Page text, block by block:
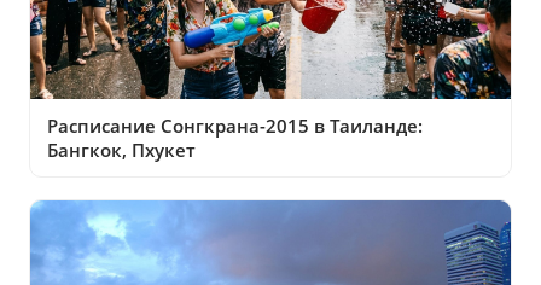
Расписание Сонгкрана-2015 в Таиланде:
Бангкок, Пхукет